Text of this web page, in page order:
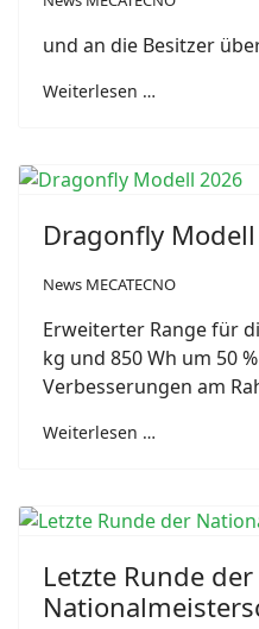
und an die Besitzer
Weiterlesen …
Dragonfly
News MECATECNO
Erweiterter Range für
kg und 850 Wh um 50
Verbesserungen am
Weiterlesen …
Letzte Runde der